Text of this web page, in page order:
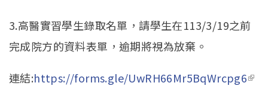
English
3.高醫實習學生錄取名單，請學生在113/3/19之前
完成院方的資料表單，逾期將視為放棄。
連結:https://forms.gle/UwRH66Mr5BqWrcpg6